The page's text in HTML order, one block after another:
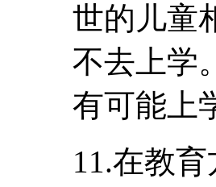
世的儿童
不去上学
有可能上
11.在教